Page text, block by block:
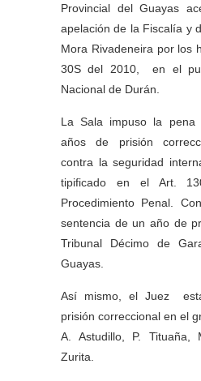
Provincial del Guayas
apelación de la Fiscalía y
Mora Rivadeneira por los
30S del 2010, en el
Nacional de Durán.
La Sala impuso la pena
años de prisión
contra la seguridad
tipificado en el Art.
Procedimiento Penal.
sentencia de un año de
Tribunal Décimo de
Guayas.
Así mismo, el Juez
prisión correccional en el
A. Astudillo, P.
Zurita.